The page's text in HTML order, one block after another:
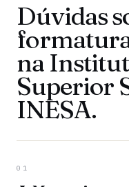
Dúvidas
na
Superior
INESA.
01